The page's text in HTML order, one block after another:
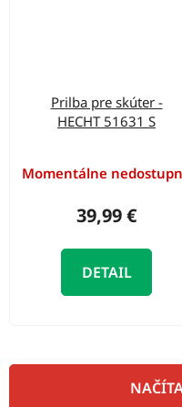
Prilba pre skúter -
HECHT 51631 S
Momentálne
39,99 €
DETAIL